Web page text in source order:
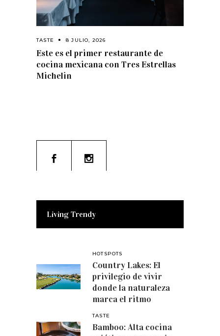
TASTE 8 JULIO, 2026
Este es el primer restaurante de
cocina mexicana con Tres Estrellas
Michelin
Living Trendy
HOTSPOTS
Country Lakes: El
privilegio de vivir
donde la naturaleza
marca el ritmo
TASTE
Bamboo: Alta cocina